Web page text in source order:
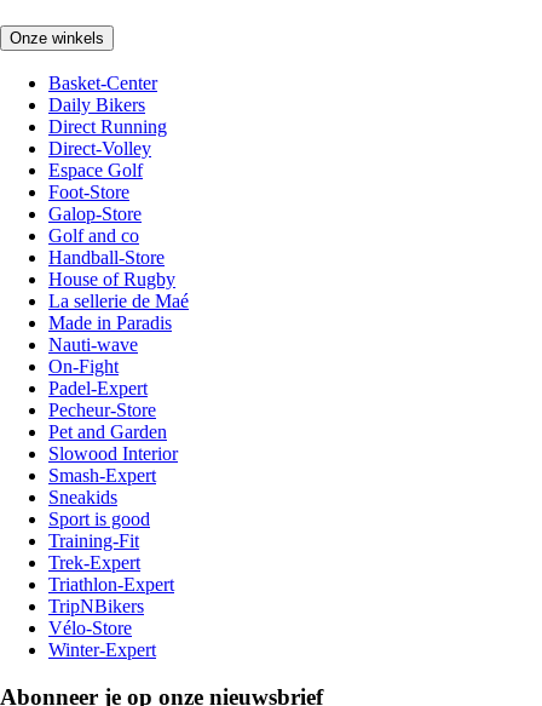
Onze winkels
Basket-Center
Daily Bikers
Direct Running
Direct-Volley
Espace Golf
Foot-Store
Galop-Store
Golf and co
Handball-Store
House of Rugby
La sellerie de Maé
Made in Paradis
Nauti-wave
On-Fight
Padel-Expert
Pecheur-Store
Pet and Garden
Slowood Interior
Smash-Expert
Sneakids
Sport is good
Training-Fit
Trek-Expert
Triathlon-Expert
TripNBikers
Vélo-Store
Winter-Expert
Abonneer je op onze nieuwsbrief